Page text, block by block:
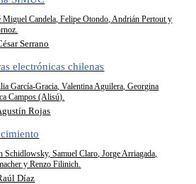
Miguel Candela, Felipe Otondo, Andrián Pertout y
Serrano
electrónicas chilenas
García-Gracia, Valentina Aguilera, Georgina
Campos (Alisú).
Rojas
Schidlowsky, Samuel Claro, Jorge Arriagada,
y Renzo Filinich.
Díaz